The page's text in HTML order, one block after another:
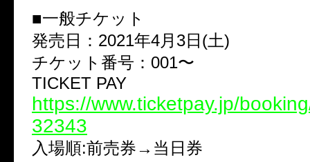
■一般チケット
発売日：2021年4月3日(土)
チケット番号：001〜
TICKET PAY
https://www.ticketpay.jp/
32343
入場順:前売券→当日券